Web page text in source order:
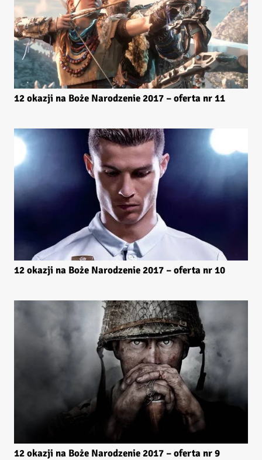
12 okazji na Boże Narodzenie 2017 – oferta nr 11
12 okazji na Boże Narodzenie 2017 – oferta nr 10
12 okazji na Boże Narodzenie 2017 – oferta nr 9